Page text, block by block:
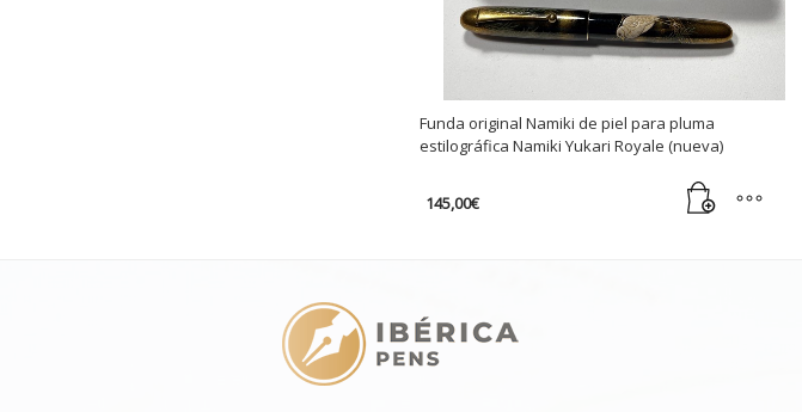
Funda original Namiki de piel para pluma
estilográfica Namiki Yukari Royale (nueva)
145,00€